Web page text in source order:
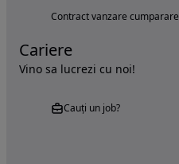
Contract vanzare cumparare
Cariere
Vino sa lucrezi cu noi!
Cauți un job?